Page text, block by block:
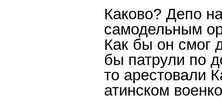
Каково? Депо
самодельным
Как бы он смог
бы патрули по
то арестовали
атинском